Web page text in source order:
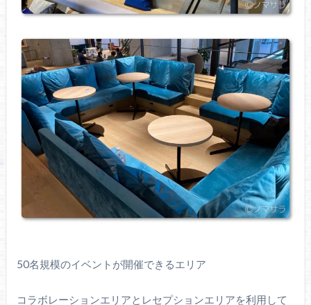
50名規模のイベントが開催できるエリア
コラボレーションエリアとレセプションエリアを利用して